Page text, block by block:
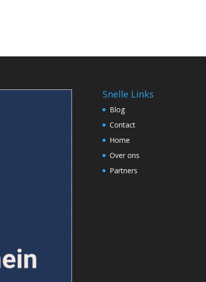
Snelle Links
Blog
Contact
Home
Over ons
Partners